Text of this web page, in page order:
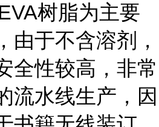
树脂为主要
由于不含溶剂，
全性较高，非常
流水线生产，因